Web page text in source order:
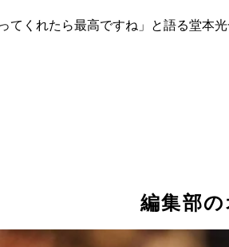
てくれたら最高ですね」と語る堂
編集部